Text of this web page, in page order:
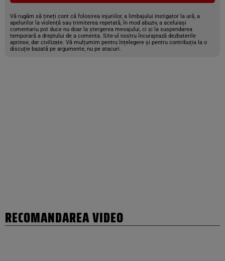
Vă rugăm să țineți cont că folosirea injuriilor, a limbajului instigator la ură, a
apelurilor la violență sau trimiterea repetată, în mod abuziv, a aceluiași
comentariu pot duce nu doar la ștergerea mesajului, ci și la suspendarea
temporară a dreptului de a comenta. Site-ul nostru încurajează dezbaterile
aprinse, dar civilizate. Vă mulțumim pentru înțelegere și pentru contribuția la o
discuție bazată pe argumente, nu pe atacuri.
RECOMANDAREA VIDEO